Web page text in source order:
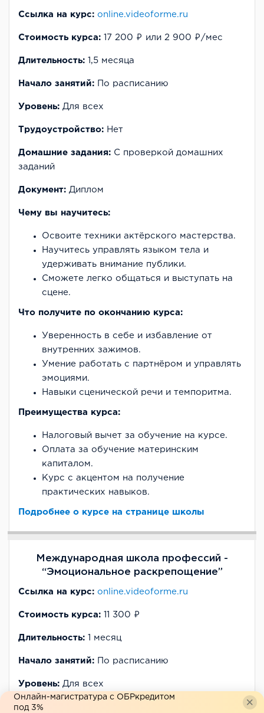
Ссылка на курс: online.videoforme.ru
Стоимость курса: 17 200 ₽ или 2 900 ₽/мес
Длительность: 1,5 месяца
Начало занятий: По расписанию
Уровень: Для всех
Трудоустройство: Нет
Домашние задания: С проверкой домашних
заданий
Документ: Диплом
Чему вы научитесь:
Освоите техники актёрского мастерства.
Научитесь управлять языком тела и
удерживать внимание публики.
Сможете легко общаться и выступать на
сцене.
Что получите по окончанию курса:
Уверенность в себе и избавление от
внутренних зажимов.
Умение работать с партнёром и управлять
эмоциями.
Навыки сценической речи и темпоритма.
Преимущества курса:
Налоговый вычет за обучение на курсе.
Оплата за обучение материнским
капиталом.
Курс с акцентом на получение
практических навыков.
Подробнее о курсе на странице школы
Международная школа профессий -
“Эмоциональное раскрепощение”
Ссылка на курс: online.videoforme.ru
Стоимость курса: 11 300 ₽
Длительность: 1 месяц
Начало занятий: По расписанию
Уровень: Для всех
Трудоустройство:
Онлайн-магистратура с ОБРкредитом
под 3%